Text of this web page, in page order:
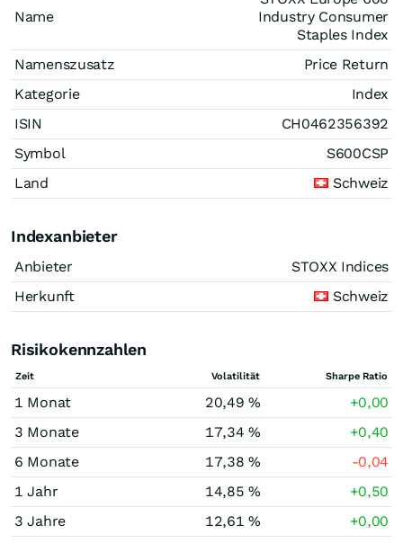
Name
Industry Consumer
Staples Index
Namenszusatz
Price Return
Kategorie
Index
ISIN
CH0462356392
Symbol
S600CSP
Land
Schweiz
Indexanbieter
Anbieter
STOXX Indices
Herkunft
Schweiz
Risikokennzahlen
Zeit Volatilität Sharpe Ratio
1 Monat 20,49 %
+0,00
3 Monate
17,34 %
+0,40
6 Monate
17,38 %
-0,04
1 Jahr
14,85 %
+0,50
3 Jahre
12,61 %
+0,00